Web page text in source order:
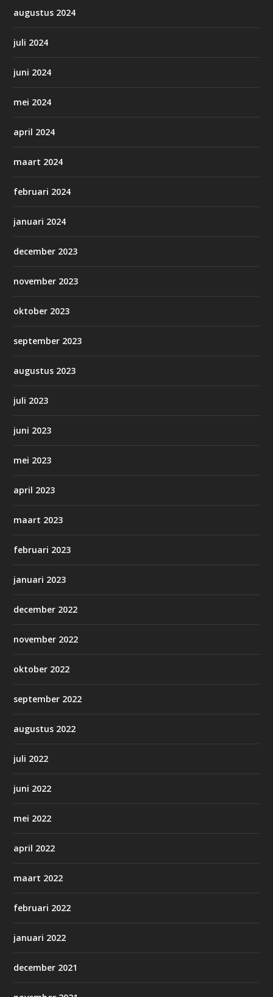
augustus 2024
juli 2024
juni 2024
mei 2024
april 2024
maart 2024
februari 2024
januari 2024
december 2023
november 2023
oktober 2023
september 2023
augustus 2023
juli 2023
juni 2023
mei 2023
april 2023
maart 2023
februari 2023
januari 2023
december 2022
november 2022
oktober 2022
september 2022
augustus 2022
juli 2022
juni 2022
mei 2022
april 2022
maart 2022
februari 2022
januari 2022
december 2021